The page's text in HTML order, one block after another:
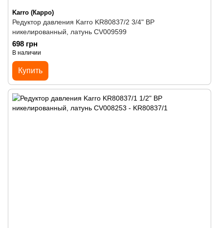
Karro (Карро)
Редуктор давления Karro KR80837/2 3/4" ВР
никелированный, латунь CV009599
698 грн
В наличии
Купить